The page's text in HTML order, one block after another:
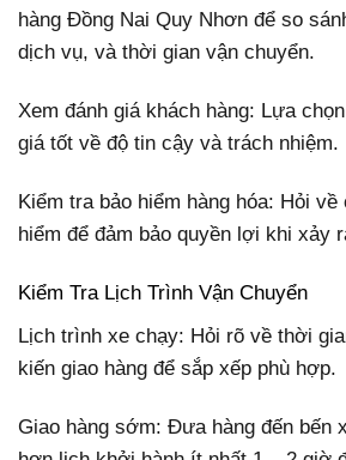
hàng Đồng Nai Quy Nhơn để so
dịch vụ, và thời gian vận chuyển.
Xem đánh giá khách hàng: Lựa
giá tốt về độ tin cậy và trách nhiệm.
Kiểm tra bảo hiểm hàng hóa: Hỏi
hiểm để đảm bảo quyền lợi khi xảy
Kiểm Tra Lịch Trình Vận Chuyển
Lịch trình xe chạy: Hỏi rõ về thời
kiến giao hàng để sắp xếp phù hợp.
Giao hàng sớm: Đưa hàng đến bến